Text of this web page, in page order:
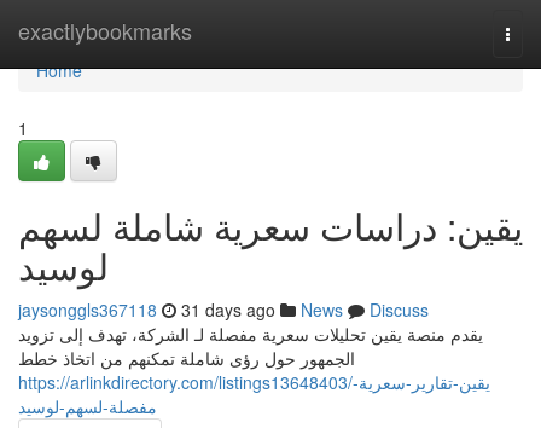
exactlybookmarks
Home
Home
1
يقين: دراسات سعرية شاملة لسهم
لوسيد
jaysonggls367118 31 days ago News
Discuss
يقدم منصة يقين تحليلات سعرية مفصلة لـ الشركة، تهدف إلى تزويد
الجمهور حول رؤى شاملة تمكنهم من اتخاذ خطط
https://arlinkdirectory.com/listings13648403/يقين-تقارير-سعرية-
مفصلة-لسهم-لوسيد